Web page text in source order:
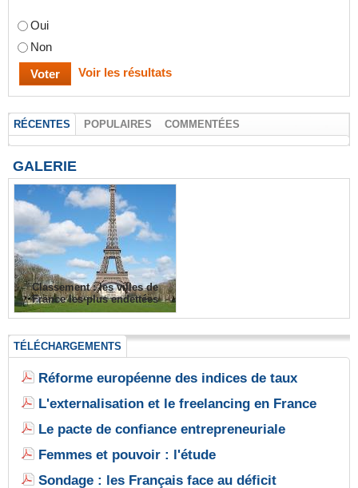
Oui
Non
Voir les résultats
RÉCENTES POPULAIRES COMMENTÉES
GALERIE
Classement : les villes de
France les plus endettées
TÉLÉCHARGEMENTS
Réforme européenne des indices de taux
L'externalisation et le freelancing en France
Le pacte de confiance entrepreneuriale
Femmes et pouvoir : l'étude
Sondage : les Français face au déficit